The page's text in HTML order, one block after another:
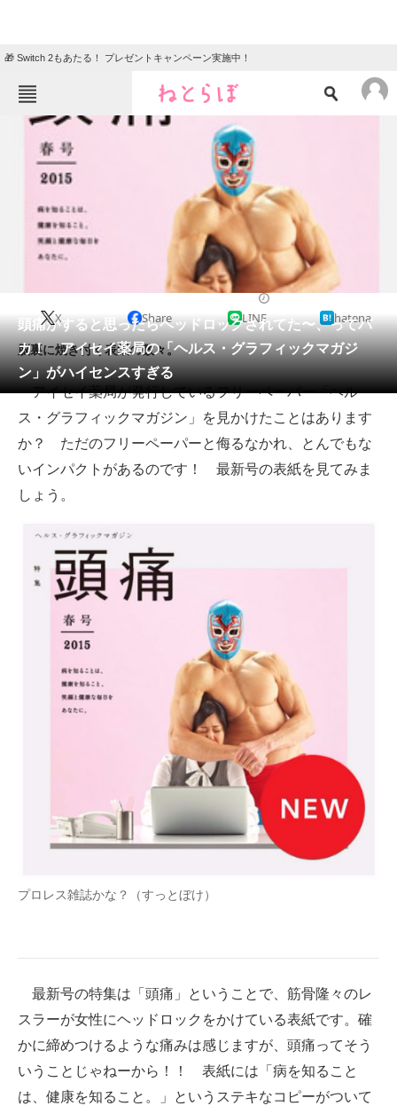
🎁 Switch 2もあたる！ プレゼントキャンペーン実施中！
ねとらぼメニュー
ニュース
エンタメ クイズ
グルメ 地域
教育・育児
リサーチ
会員記事
メディア
注目記事を集めた総合ページ
ITの今と未来を見通す
スマホと通信の最新トレンド
好きが集まる 比べて選べる
ビジネスと働き方のヒント
AI活用のいまが分かる
経営リーダーのコミュニティ
マーケ×ITの今がよく分かる
ITエンジニア向け専門サイト
企業向けIT製品の総合サイト
製造業のIT導入・活用を支援
エネルギーの専門メディア
頭痛がすると思ったらヘッドロックされてた〜、ってバ
カ！ アイセイ薬局の「ヘルス・グラフィックマガジ
ン」がハイセンスすぎる
X Share LINE hatena
脳裏に焼き付く表紙の数々。
アイセイ薬局が発行しているフリーペーパー「ヘル
ス・グラフィックマガジン」を見かけたことはあります
か？ ただのフリーペーパーと侮るなかれ、とんでもな
いインパクトがあるのです！ 最新号の表紙を見てみま
しょう。
プロレス雑誌かな？（すっとぼけ）
最新号の特集は「頭痛」ということで、筋骨隆々のレ
スラーが女性にヘッドロックをかけている表紙です。確
かに締めつけるような痛みは感じますが、頭痛ってそう
いうことじゃねーから！！ 表紙には「病を知ること
は、健康を知ること。」というステキなコピーがついて